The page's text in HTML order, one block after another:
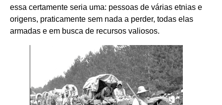
essa certamente seria uma: pessoas de várias etnias e
origens, praticamente sem nada a perder, todas elas
armadas e em busca de recursos valiosos.